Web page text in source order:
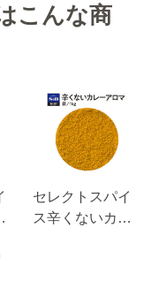
こんな商
セレクトスパイ
ス辛くないカレ